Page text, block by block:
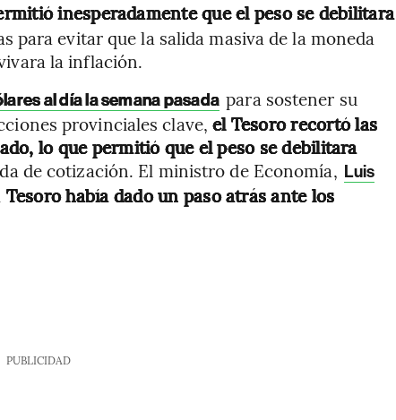
inesperadamente que el peso se debilitara
para evitar que la salida masiva de la moneda
la inflación.
al día la semana pasada para sostener su
provinciales clave,el Tesoro recortó las
lo que permitió que el peso se debilitara
de cotización. El ministro de Economía, Luis
Tesoro había dado un paso atrás ante los
PUBLICIDAD